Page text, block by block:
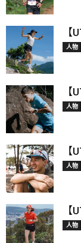
【
人物
【
人物
【
人物
【
人物